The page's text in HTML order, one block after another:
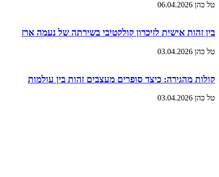
טל כהן 06.04.2026
בין זהות אישית לזיכרון קולקטיבי בשירתה של נעמה ארז
טל כהן 03.04.2026
קולות מהגירה: כיצד סופרים מעצבים זהות בין עולמות
טל כהן 03.04.2026